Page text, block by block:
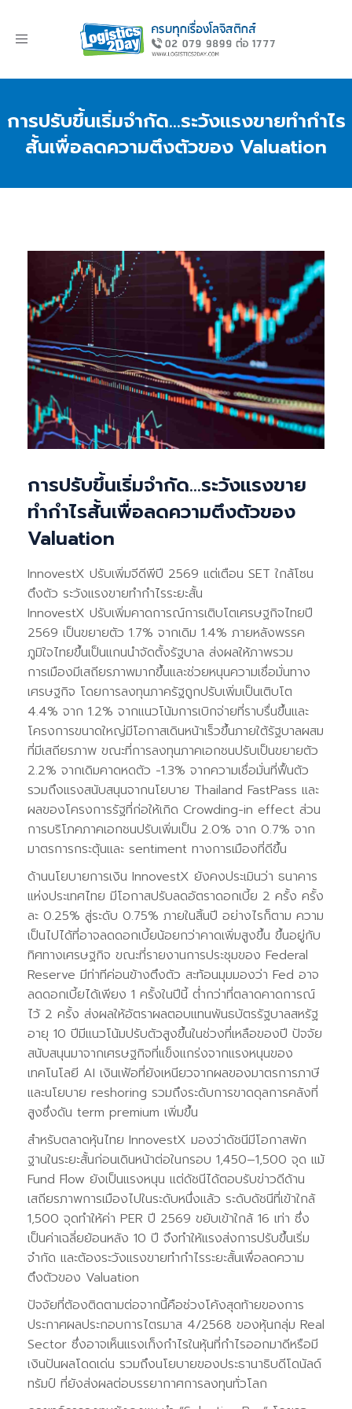
Toggle
การปรับขึ้นเริ่มจำกัด...ระวังแรงขายทำกำไร
สั้นเพื่อลดความตึงตัวของ Valuation
การปรับขึ้นเริ่มจำกัด...ระวังแรงขาย
ทำกำไรสั้นเพื่อลดความตึงตัวของ
Valuation
InnovestX ปรับเพิ่มจีดีพีปี 2569 แต่เตือน SET ใกล้โซน
ตึงตัว ระวังแรงขายทำกำไรระยะสั้น
InnovestX ปรับเพิ่มคาดการณ์การเติบโตเศรษฐกิจไทยปี
2569 เป็นขยายตัว 1.7% จากเดิม 1.4% ภายหลังพรรค
ภูมิใจไทยขึ้นเป็นแกนนำจัดตั้งรัฐบาล ส่งผลให้ภาพรวม
การเมืองมีเสถียรภาพมากขึ้นและช่วยหนุนความเชื่อมั่นทาง
เศรษฐกิจ โดยการลงทุนภาครัฐถูกปรับเพิ่มเป็นเติบโต
4.4% จาก 1.2% จากแนวโน้มการเบิกจ่ายที่ราบรื่นขึ้นและ
โครงการขนาดใหญ่มีโอกาสเดินหน้าเร็วขึ้นภายใต้รัฐบาลผสม
ที่มีเสถียรภาพ ขณะที่การลงทุนภาคเอกชนปรับเป็นขยายตัว
2.2% จากเดิมคาดหดตัว -1.3% จากความเชื่อมั่นที่ฟื้นตัว
รวมถึงแรงสนับสนุนจากนโยบาย Thailand FastPass และ
ผลของโครงการรัฐที่ก่อให้เกิด Crowding-in effect ส่วน
การบริโภคภาคเอกชนปรับเพิ่มเป็น 2.0% จาก 0.7% จาก
มาตรการกระตุ้นและ sentiment ทางการเมืองที่ดีขึ้น
ด้านนโยบายการเงิน InnovestX ยังคงประเมินว่า ธนาคาร
แห่งประเทศไทย มีโอกาสปรับลดอัตราดอกเบี้ย 2 ครั้ง ครั้ง
ละ 0.25% สู่ระดับ 0.75% ภายในสิ้นปี อย่างไรก็ตาม ความ
เป็นไปได้ที่อาจลดดอกเบี้ยน้อยกว่าคาดเพิ่มสูงขึ้น ขึ้นอยู่กับ
ทิศทางเศรษฐกิจ ขณะที่รายงานการประชุมของ Federal
Reserve มีท่าทีค่อนข้างตึงตัว สะท้อนมุมมองว่า Fed อาจ
ลดดอกเบี้ยได้เพียง 1 ครั้งในปีนี้ ต่ำกว่าที่ตลาดคาดการณ์
ไว้ 2 ครั้ง ส่งผลให้อัตราผลตอบแทนพันธบัตรรัฐบาลสหรัฐ
อายุ 10 ปีมีแนวโน้มปรับตัวสูงขึ้นในช่วงที่เหลือของปี ปัจจัย
สนับสนุนมาจากเศรษฐกิจที่แข็งแกร่งจากแรงหนุนของ
เทคโนโลยี AI เงินเฟ้อที่ยังเหนียวจากผลของมาตรการภาษี
และนโยบาย reshoring รวมถึงระดับการขาดดุลการคลังที่
สูงซึ่งดัน term premium เพิ่มขึ้น
สำหรับตลาดหุ้นไทย InnovestX มองว่าดัชนีมีโอกาสพัก
ฐานในระยะสั้นก่อนเดินหน้าต่อในกรอบ 1,450–1,500 จุด แม้
Fund Flow ยังเป็นแรงหนุน แต่ดัชนีได้ตอบรับข่าวดีด้าน
เสถียรภาพการเมืองไปในระดับหนึ่งแล้ว ระดับดัชนีที่เข้าใกล้
1,500 จุดทำให้ค่า PER ปี 2569 ขยับเข้าใกล้ 16 เท่า ซึ่ง
เป็นค่าเฉลี่ยย้อนหลัง 10 ปี จึงทำให้แรงส่งการปรับขึ้นเริ่ม
จำกัด และต้องระวังแรงขายทำกำไรระยะสั้นเพื่อลดความ
ตึงตัวของ Valuation
ปัจจัยที่ต้องติดตามต่อจากนี้คือช่วงโค้งสุดท้ายของการ
ประกาศผลประกอบการไตรมาส 4/2568 ของหุ้นกลุ่ม Real
Sector ซึ่งอาจเห็นแรงเก็งกำไรในหุ้นที่กำไรออกมาดีหรือมี
เงินปันผลโดดเด่น รวมถึงนโยบายของประธานาธิบดีโดนัลด์
ทรัมป์ ที่ยังส่งผลต่อบรรยากาศการลงทุนทั่วโลก